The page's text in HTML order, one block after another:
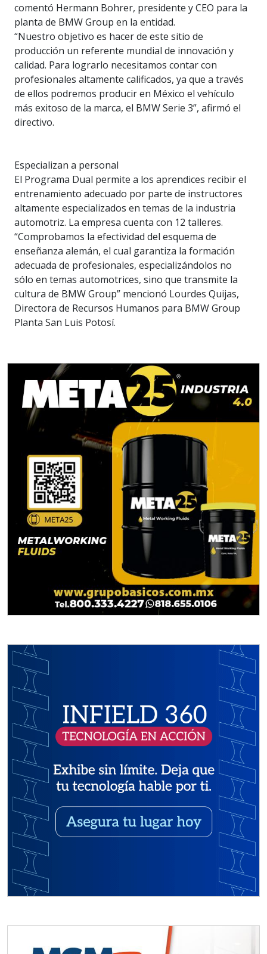
comentó Hermann Bohrer, presidente y CEO para la
planta de BMW Group en la entidad.
“Nuestro objetivo es hacer de este sitio de
producción un referente mundial de innovación y
calidad. Para lograrlo necesitamos contar con
profesionales altamente calificados, ya que a través
de ellos podremos producir en México el vehículo
más exitoso de la marca, el BMW Serie 3”, afirmó el
directivo.
Especializan a personal
El Programa Dual permite a los aprendices recibir el
entrenamiento adecuado por parte de instructores
altamente especializados en temas de la industria
automotriz. La empresa cuenta con 12 talleres.
“Comprobamos la efectividad del esquema de
enseñanza alemán, el cual garantiza la formación
adecuada de profesionales, especializándolos no
sólo en temas automotrices, sino que transmite la
cultura de BMW Group” mencionó Lourdes Quijas,
Directora de Recursos Humanos para BMW Group
Planta San Luis Potosí.